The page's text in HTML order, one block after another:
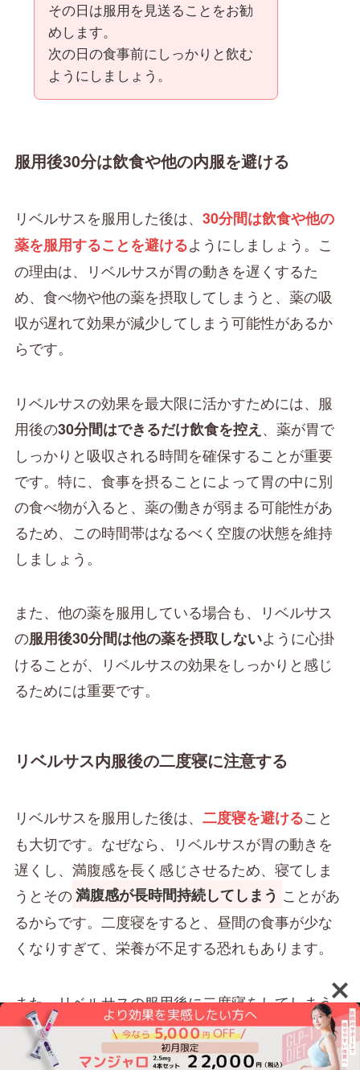
その日は服用を見送ることをお勧
めします。
次の日の食事前にしっかりと飲む
ようにしましょう。
服用後30分は飲食や他の内服を避ける
リベルサスを服用した後は、 30分間は飲食や他の
薬を服用することを避けるようにしましょう。こ
の理由は、リベルサスが胃の動きを遅くするた
め、食べ物や他の薬を摂取してしまうと、薬の吸
収が遅れて効果が減少してしまう可能性があるか
らです。
リベルサスの効果を最大限に活かすためには、服
用後の30分間はできるだけ飲食を控え 、薬が胃で
しっかりと吸収される時間を確保することが重要
です。特に、食事を摂ることによって胃の中に別
の食べ物が入ると、薬の働きが弱まる可能性があ
るため、この時間帯はなるべく空腹の状態を維持
しましょう。
また、他の薬を服用している場合も、リベルサス
の服用後30分間は他の薬を摂取しないように心掛
けることが、リベルサスの効果をしっかりと感じ
るためには重要です。
リベルサス内服後の二度寝に注意する
リベルサスを服用した後は、 二度寝を避けること
も大切です。なぜなら、リベルサスが胃の動きを
遅くし、満腹感を長く感じさせるため、寝てしま
うとその満腹感が長時間持続してしまう ことがあ
るからです。二度寝をすると、昼間の食事が少な
くなりすぎて、栄養が不足する恐れもあります。
また、リベルサスの服用後に二度寝をしてしまう
と、薬の効果が十分に発揮されず、体調が不安定
になる
可能性があります。特に、食事量が減りす